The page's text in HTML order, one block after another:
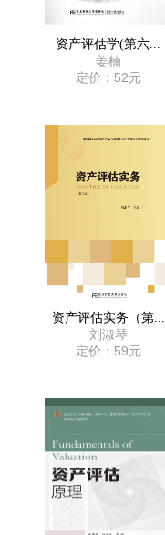
资产评估学(第六...
姜楠
定价：52元
资产评估实务（第...
刘淑琴
定价：59元